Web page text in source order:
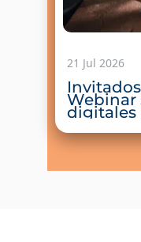
21 Jul 2026
Webinar
digitales